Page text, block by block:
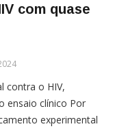
com quase
contra o HIV,
ensaio clínico Por
experimental